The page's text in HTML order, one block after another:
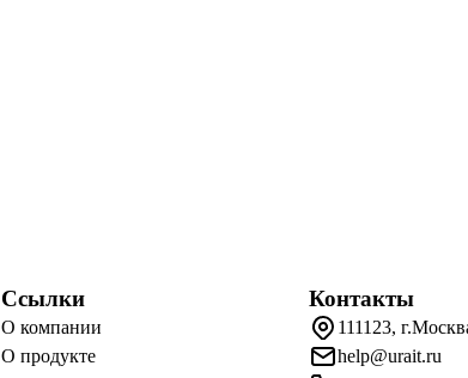
Ссылки
О компании
О продукте
Контакты
111123,
help@urait.ru